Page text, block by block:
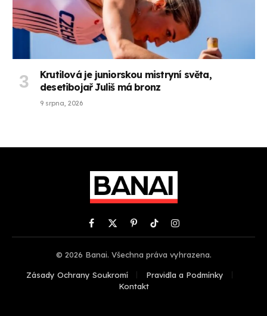
Krutilová je juniorskou mistryní světa,
desetibojař Juliš má bronz
9 srpna, 2026
Facebook
X
(Twitter)
PinterestTikTokInstagram
© 2026 Banai. Všechna práva vyhrazena.
Zásady Ochrany Soukromí
Pravidla a Podmínky
Kontakt